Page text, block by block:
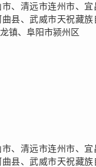
、清远市连州市、
县、武威市天祝藏
镇、阜阳市颍州区
、清远市连州市、
县、武威市天祝藏